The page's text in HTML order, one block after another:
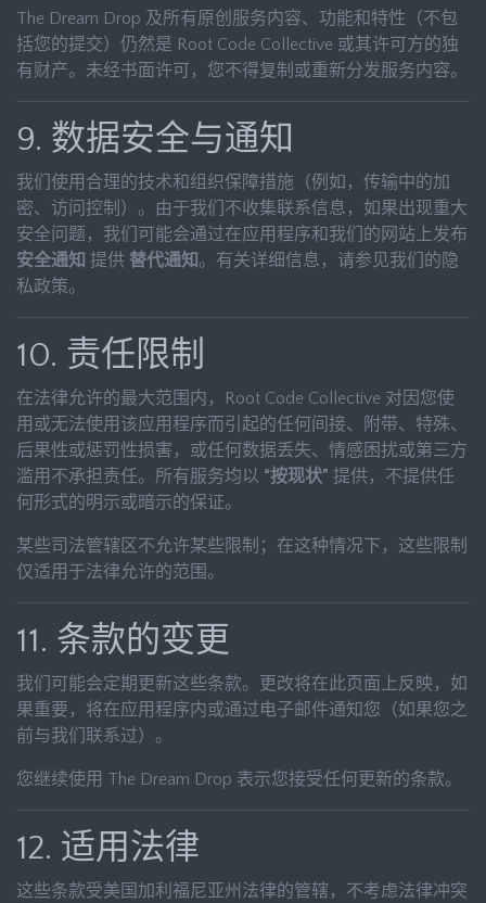
The Dream Drop 及所有原创服务内容、功能和特性（不包
括您的提交）仍然是 Root Code Collective 或其许可方的独
有财产。未经书面许可，您不得复制或重新分发服务内容。
9. 数据安全与通知
我们使用合理的技术和组织保障措施（例如，传输中的加
密、访问控制）。由于我们不收集联系信息，如果出现重大
安全问题，我们可能会通过在应用程序和我们的网站上发布
安全通知 提供 替代通知 。有关详细信息，请参见我们的隐
私政策。
10. 责任限制
在法律允许的最大范围内，Root Code Collective 对因您使
用或无法使用该应用程序而引起的任何间接、附带、特殊、
后果性或惩罚性损害，或任何数据丢失、情感困扰或第三方
滥用不承担责任。所有服务均以 “按现状” 提供，不提供任
何形式的明示或暗示的保证。
某些司法管辖区不允许某些限制；在这种情况下，这些限制
仅适用于法律允许的范围。
11. 条款的变更
我们可能会定期更新这些条款。更改将在此页面上反映，如
果重要，将在应用程序内或通过电子邮件通知您（如果您之
前与我们联系过）。
您继续使用 The Dream Drop 表示您接受任何更新的条款。
12. 适用法律
这些条款受美国加利福尼亚州法律的管辖，不考虑法律冲突